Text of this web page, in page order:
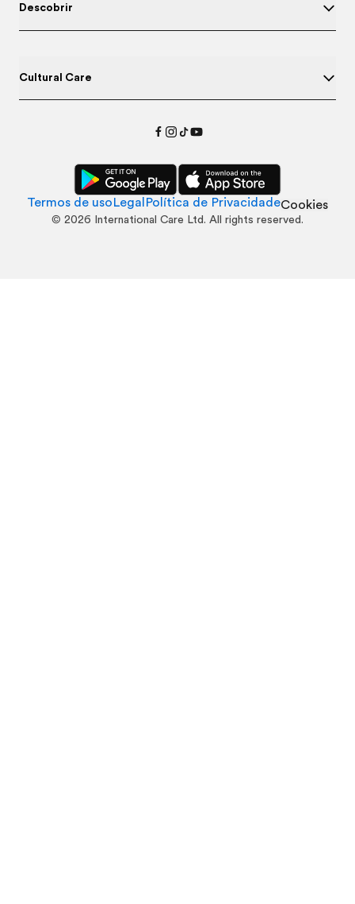
Descobrir
Cultural Care
Termos de usoLegal Política de PrivacidadeCookies
© 2026 International Care Ltd. All rights reserved.